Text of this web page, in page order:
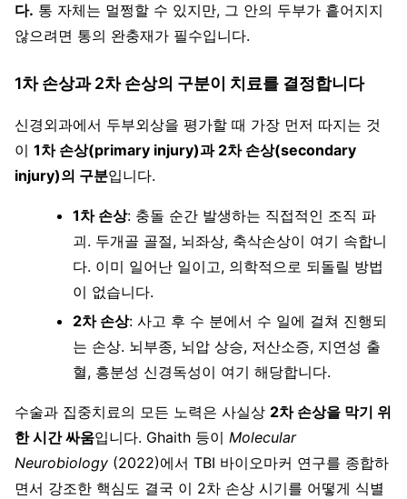
다. 통 자체는 멀쩡할 수 있지만, 그 안의 두부가 흩어지지
않으려면 통의 완충재가 필수입니다.
1차 손상과 2차 손상의 구분이 치료를 결정합니다
신경외과에서 두부외상을 평가할 때 가장 먼저 따지는 것
이 1차 손상(primary injury)과 2차 손상(secondary
injury)의 구분입니다.
1차 손상: 충돌 순간 발생하는 직접적인 조직 파
괴. 두개골 골절, 뇌좌상, 축삭손상이 여기 속합니
다. 이미 일어난 일이고, 의학적으로 되돌릴 방법
이 없습니다.
2차 손상: 사고 후 수 분에서 수 일에 걸쳐 진행되
는 손상. 뇌부종, 뇌압 상승, 저산소증, 지연성 출
혈, 흥분성 신경독성이 여기 해당합니다.
수술과 집중치료의 모든 노력은 사실상 2차 손상을 막기 위
한 시간 싸움입니다. Ghaith 등이 Molecular
Neurobiology (2022)에서 TBI 바이오마커 연구를 종합하
면서 강조한 핵심도 결국 이 2차 손상 시기를 어떻게 식별